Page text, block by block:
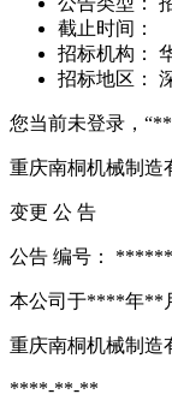
截止时间：
招标机构：
招标地区：
您当前未登录，
重庆南桐机械制造
变更 公 告
公告 编号：
本公司于****年**
重庆南桐机械制造
****-**-**